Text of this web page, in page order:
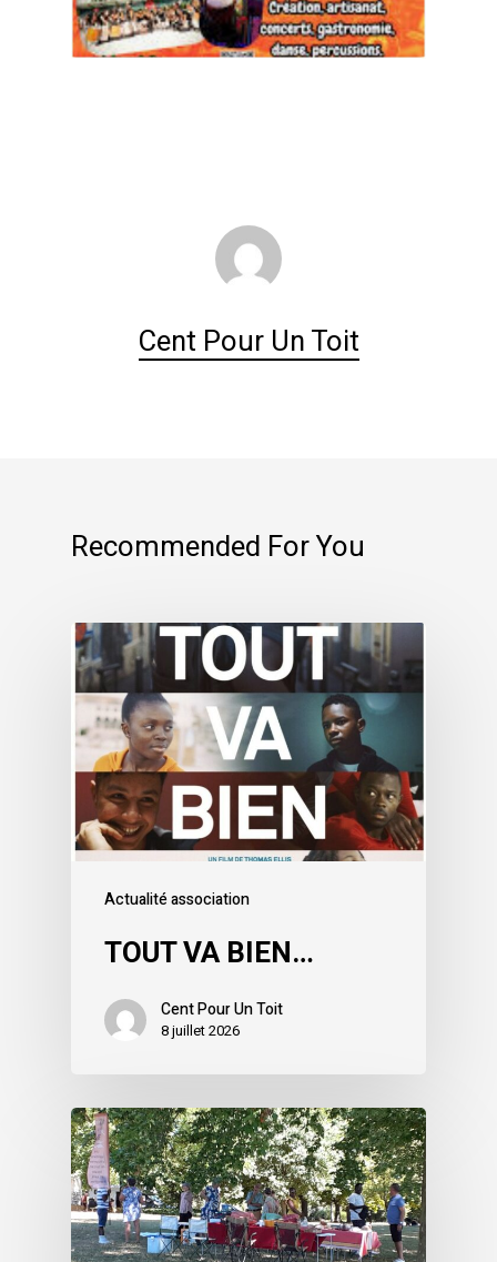
Cent Pour Un Toit
Recommended For You
Actualité association
TOUT VA BIEN…
Cent Pour Un Toit
8 juillet 2026